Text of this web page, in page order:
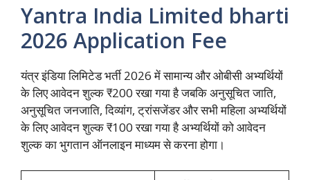
Yantra India Limited bharti
2026 Application Fee
यंत्र इंडिया लिमिटेड भर्ती 2026 में सामान्य और ओबीसी अभ्यर्थियों
के लिए आवेदन शुल्क ₹200 रखा गया है जबकि अनुसूचित जाति,
अनुसूचित जनजाति, दिव्यांग, ट्रांसजेंडर और सभी महिला अभ्यर्थियों
के लिए आवेदन शुल्क ₹100 रखा गया है अभ्यर्थियों को आवेदन
शुल्क का भुगतान ऑनलाइन माध्यम से करना होगा।